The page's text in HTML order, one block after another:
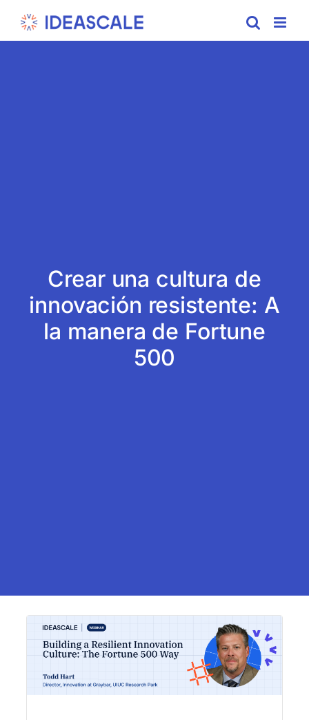
Crear una cultura de
innovación resistente: A
la manera de Fortune
500